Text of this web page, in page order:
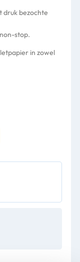
druk bezochte
stop.
in zowel